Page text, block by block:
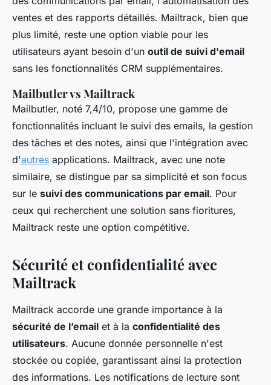
ventes et des rapports détaillés. Mailtrack, bien que
plus limité, reste une option viable pour les
utilisateurs ayant besoin d'un outil de suivi d'email
sans les fonctionnalités CRM supplémentaires.
Mailbutler vs Mailtrack
Mailbutler, noté 7,4/10, propose une gamme de
fonctionnalités incluant le suivi des emails, la gestion
des tâches et des notes, ainsi que l'intégration avec
d'autres applications. Mailtrack, avec une note
similaire, se distingue par sa simplicité et son focus
sur le suivi des communications par email. Pour
ceux qui recherchent une solution sans fioritures,
Mailtrack reste une option compétitive.
Sécurité et confidentialité avec
Mailtrack
Mailtrack accorde une grande importance à la
sécurité de l’email et à la confidentialité des
utilisateurs. Aucune donnée personnelle n'est
stockée ou copiée, garantissant ainsi la protection
des informations. Les notifications de lecture sont